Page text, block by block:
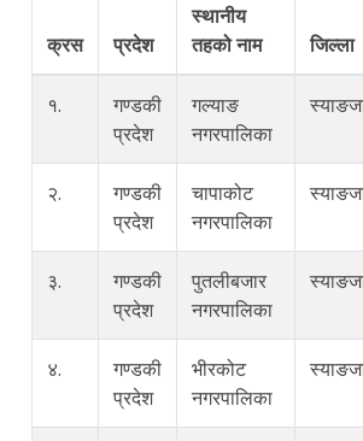
क्रस प्रदेश
स्थानीय
तहको नाम
जिल्ला
१.
गण्डकी
प्रदेश
गल्याङ
नगरपालिका
२.
गण्डकी
प्रदेश
चापाकोट
नगरपालिका
३.
गण्डकी
प्रदेश
पुतलीबजार
नगरपालिका
४.
गण्डकी
प्रदेश
भीरकोट
नगरपालिका